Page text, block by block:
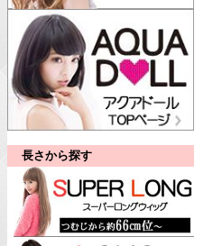
長さから探す